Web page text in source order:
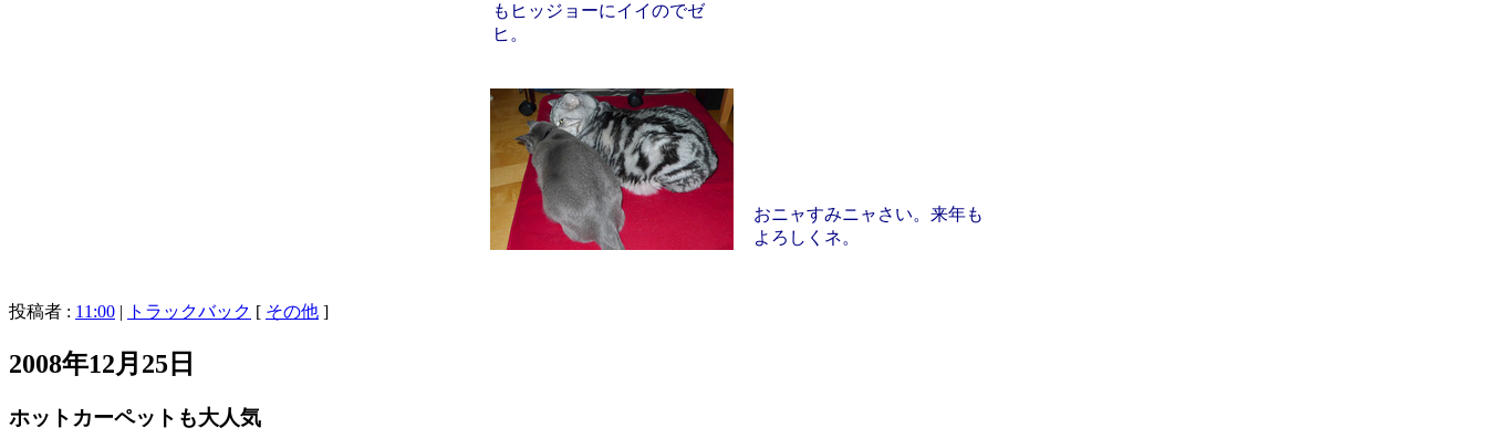
もヒッジョーにイイのでゼ
ヒ。
おニャすみニャさい。来年も
よろしくネ。
投稿者 : 11:00 | トラックバック [ その他 ]
2008年12月25日
ホットカーペットも大人気